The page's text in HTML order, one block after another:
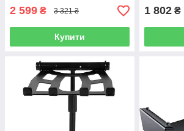
2 599 ₴ 3 321 ₴
Купити
1 802 ₴